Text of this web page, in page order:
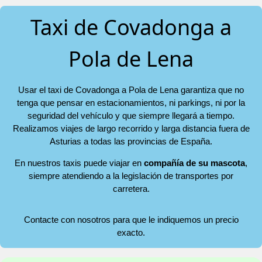
Taxi de Covadonga a
Pola de Lena
Usar el taxi de Covadonga a Pola de Lena garantiza que no
tenga que pensar en estacionamientos, ni parkings, ni por la
seguridad del vehículo y que siempre llegará a tiempo.
Realizamos viajes de largo recorrido y larga distancia fuera de
Asturias a todas las provincias de España.
En nuestros taxis puede viajar en compañía de su mascota,
siempre atendiendo a la legislación de transportes por
carretera.
Contacte con nosotros para que le indiquemos un precio
exacto.